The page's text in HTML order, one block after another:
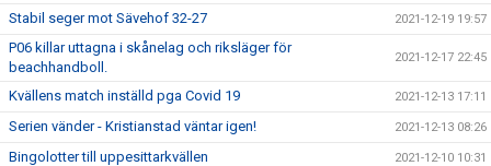
Stabil seger mot Sävehof 32-27 2021-12-19 19:57
P06 killar uttagna i skånelag och riksläger för
beachhandboll.
2021-12-17 22:45
Kvällens match inställd pga Covid 19 2021-12-13 17:11
Serien vänder - Kristianstad väntar igen! 2021-12-13 08:26
Bingolotter till uppesittarkvällen 2021-12-10 10:31